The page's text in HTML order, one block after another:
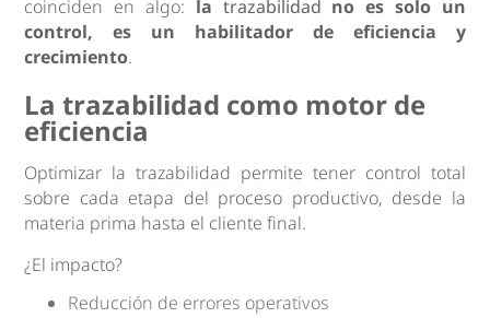
coinciden en algo: la trazabilidad no es solo un
control, es un habilitador de eficiencia y
crecimiento.
La trazabilidad como motor de
eficiencia
Optimizar la trazabilidad permite tener control total
sobre cada etapa del proceso productivo, desde la
materia prima hasta el cliente final.
¿El impacto?
Reducción de errores operativos